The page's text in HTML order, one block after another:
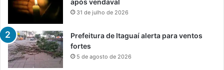
31 de julho de 2026
Prefeitura de Itaguaí alerta para ventos
fortes
5 de agosto de 2026